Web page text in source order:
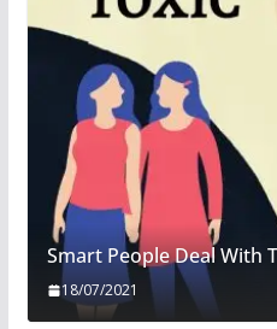
Smart People Deal With
18/07/2021